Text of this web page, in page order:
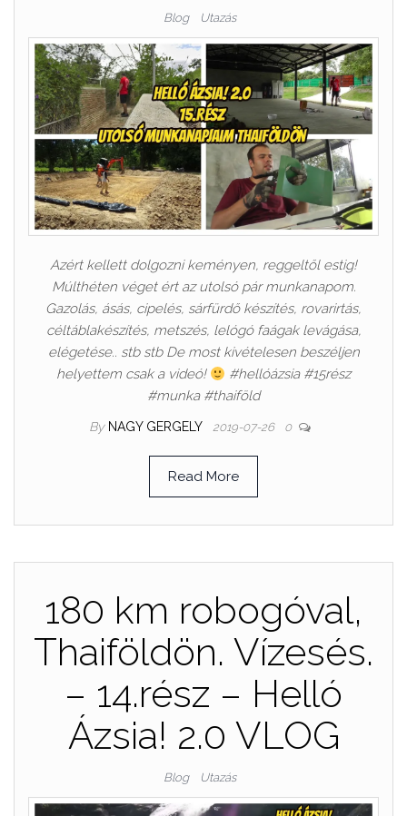
Blog Utazás
Azért kellett dolgozni keményen, reggeltől estig!
Múlthéten véget ért az utolsó pár munkanapom.
Gazolás, ásás, cipelés, sárfürdő készítés, rovarirtás,
céltáblakészítés, metszés, lelógó faágak levágása,
elégetése.. stb stb De most kivételesen beszéljen
helyettem csak a videó!
#hellóázsia #15rész
#munka #thaiföld
By NAGY GERGELY 2019-07-26 0
Read More
180 km robogóval,
Thaiföldön. Vízesés.
– 14.rész – Helló
Ázsia! 2.0 VLOG
Blog Utazás